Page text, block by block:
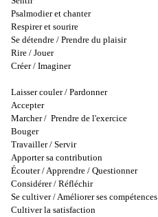
Psalmodier et chanter
Respirer et sourire
Se détendre / Prendre du plaisir
Rire / Jouer
Créer / Imaginer
Laisser couler / Pardonner
Accepter
Marcher / Prendre de l'exercice
Bouger
Travailler / Servir
Apporter sa contribution
Écouter / Apprendre / Questionner
Considérer / Réfléchir
Se cultiver / Améliorer ses compétences
Cultiver la satisfaction